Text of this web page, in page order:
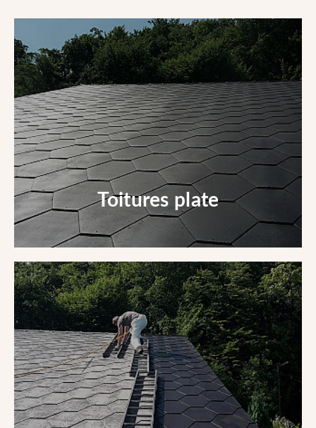
Toitures plate
Toitures plate
En savoir +